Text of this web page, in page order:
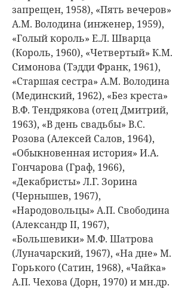
запрещен, 1958), «Пять вечеров»
А.М. Володина (инженер, 1959),
«Голый король» Е.Л. Шварца
(Король, 1960), «Четвертый» К.М.
Симонова (Тэдди Франк, 1961),
«Старшая сестра» А.М. Володина
(Мединский, 1962), «Без креста»
В.Ф. Тендрякова (отец Дмитрий,
1963), «В день свадьбы» В.С.
Розова (Алексей Салов, 1964),
«Обыкновенная история» И.А.
Гончарова (Граф, 1966),
«Декабристы» Л.Г. Зорина
(Чернышев, 1967),
«Народовольцы» А.П. Свободина
(Александр II, 1967),
«Большевики» М.Ф. Шатрова
(Луначарский, 1967), «На дне» М.
Горького (Сатин, 1968), «Чайка»
А.П. Чехова (Дорн, 1970) и мн.др.